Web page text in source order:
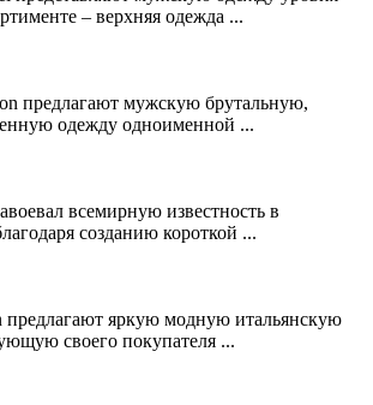
– верхняя одежда ...
предлагают мужскую брутальную,
одежду одноименной ...
всемирную известность в
созданию короткой ...
предлагают яркую модную итальянскую
своего покупателя ...